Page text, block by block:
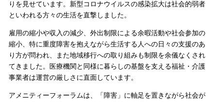
りを見せています。新型コロナウイルスの感染拡大は社会的弱者
といわれる方々の生活を直撃しました。
雇用の縮小や収入の減少、外出制限による余暇活動や社会参加の
縮小、特に重度障害を抱えながら生活する人への日々の支援のあ
り方が問われ、また地域移行への取り組みも制限を余儀なくされ
てきました。医療機関と同様に暮らしの基盤を支える福祉・介護
事業者は運営の厳しさに直面しています。
アメニティーフォーラムは、「障害」に軸足を置きながら社会が